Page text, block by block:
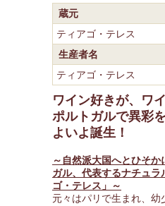
蔵元
ティアゴ・テレス
生産者名
ティアゴ・テレス
ワイン好きが、ワ
ポルトガルで異彩
よいよ誕生！
～自然派大国へとひそ
ガル、代表するナチュラ
ゴ・テレス」～
元々はパリで生まれ、幼